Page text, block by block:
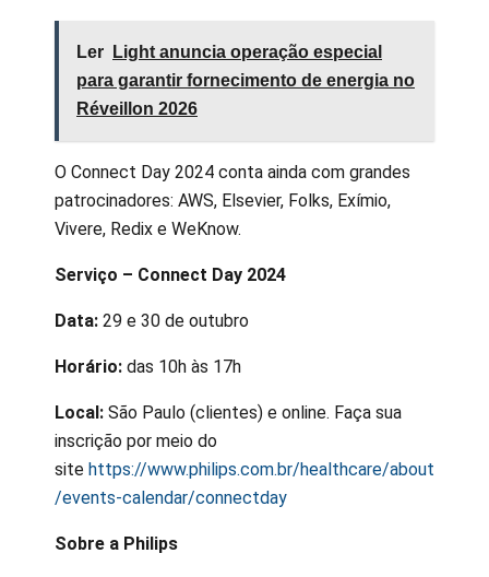
Ler
Light anuncia operação especial
para garantir fornecimento de energia no
Réveillon 2026
O Connect Day 2024 conta ainda com grandes
patrocinadores: AWS, Elsevier, Folks, Exímio,
Vivere, Redix e WeKnow.
Serviço – Connect Day 2024
Data: 29 e 30 de outubro
Horário: das 10h às 17h
Local: São Paulo (clientes) e online. Faça sua
inscrição por meio do
site https://www.philips.com.br/healthcare/about
/events-calendar/connectday
Sobre a Philips